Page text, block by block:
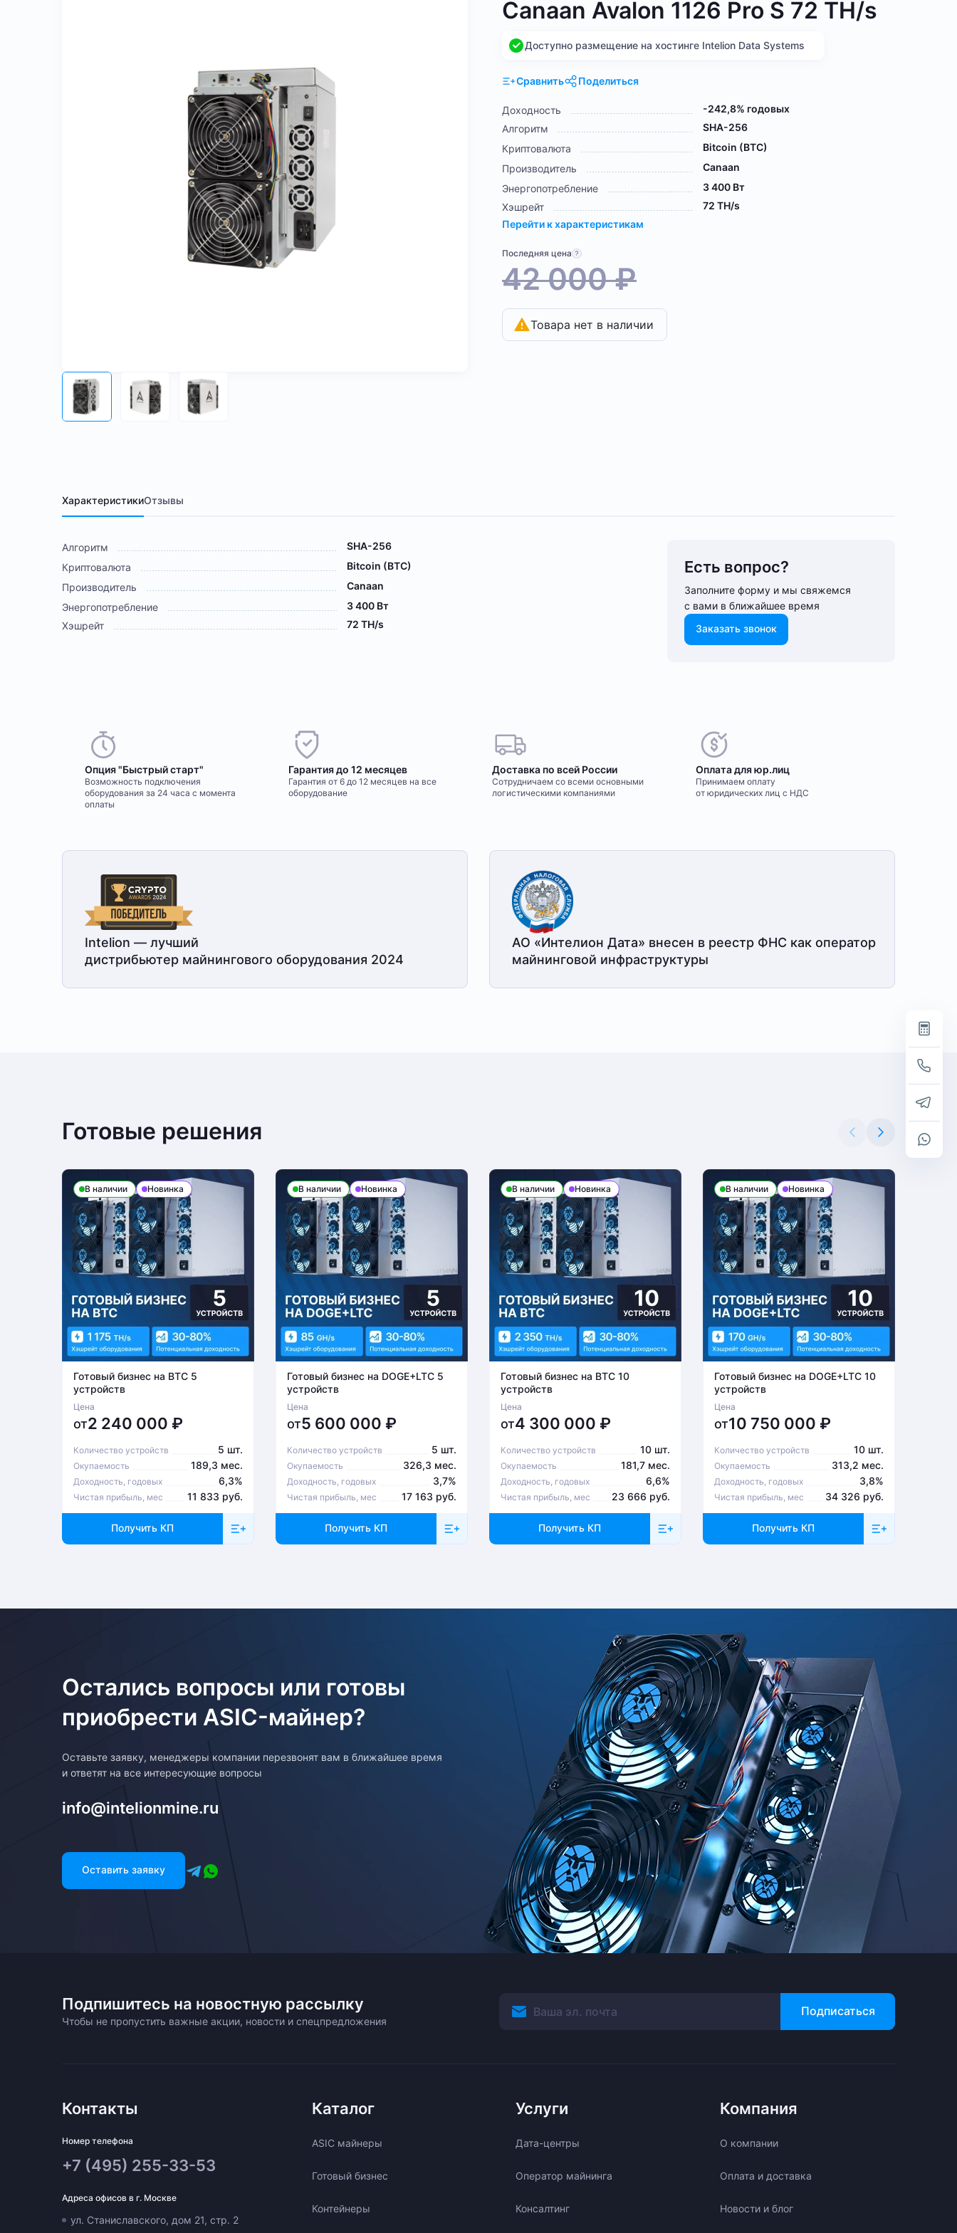
Canaan Avalon 1126 Pro S 72 TH/s
Доступно размещение на хостинге Intelion Data Systems
Сравнить Поделиться
Доходность
-242,8% годовых
Алгоритм
SHA-256
Криптовалюта
Bitcoin (BTC)
Производитель
Canaan
Энергопотребление
3 400 Вт
Хэшрейт
72 TH/s
Перейти к характеристикам
Последняя цена
42 000₽
Товара нет в наличии
ХарактеристикиОтзывы
Алгоритм
SHA-256
Криптовалюта
Bitcoin (BTC)
Производитель
Canaan
Энергопотребление
3 400 Вт
Хэшрейт
72 TH/s
Есть вопрос?
Заполните форму и мы свяжемся
с вами в ближайшее время
Заказать звонок
Опция "Быстрый старт"
Возможность подключения
оборудования за 24 часа с момента
оплаты
Гарантия до 12 месяцев
Гарантия от 6 до 12 месяцев на все
оборудование
Доставка по всей России
Сотрудничаем со всеми основными
логистическими компаниями
Оплата для юр.лиц
Принимаем оплату
от юридических лиц с НДС
Intelion — лучший
дистрибьютер майнингового оборудования 2024
АО «Интелион Дата» внесен в реестр ФНС как оператор
майнинговой инфраструктуры
Готовые решения
В наличии Новинка
Готовый бизнес на BTC 5
устройств
Цена
от2 240 000 ₽
Количество устройств 5 шт.
Окупаемость 189,3 мес.
Доходность, годовых 6,3%
Чистая прибыль, мес 11 833 руб.
Получить КП
В наличии Новинка
Готовый бизнес на DOGE+LTC 5
устройств
Цена
от5 600 000 ₽
Количество устройств 5 шт.
Окупаемость 326,3 мес.
Доходность, годовых 3,7%
Чистая прибыль, мес 17 163 руб.
Получить КП
В наличии Новинка
Готовый бизнес на BTC 10
устройств
Цена
от4 300 000 ₽
Количество устройств 10 шт.
Окупаемость 181,7 мес.
Доходность, годовых 6,6%
Чистая прибыль, мес 23 666 руб.
Получить КП
В наличии Новинка
Готовый бизнес на DOGE+LTC 10
устройств
Цена
от10 750 000 ₽
Количество устройств 10 шт.
Окупаемость 313,2 мес.
Доходность, годовых 3,8%
Чистая прибыль, мес 34 326 руб.
Получить КП
Остались вопросы или готовы
приобрести ASIC-майнер?
Оставьте заявку, менеджеры компании перезвонят вам в ближайшее время
и ответят на все интересующие вопросы
info@intelionmine.ru
Оставить заявку
Подпишитесь на новостную рассылку
Чтобы не пропустить важные акции, новости и спецпредложения
Подписаться
Контакты
Номер телефона
+7 (495) 255-33-53
Адреса офисов в г. Москве
ул. Станиславского, дом 21, стр. 2
Каталог
ASIC майнеры
Готовый бизнес
Контейнеры
Услуги
Дата-центры
Оператор майнинга
Консалтинг
Компания
О компании
Оплата и доставка
Новости и блог